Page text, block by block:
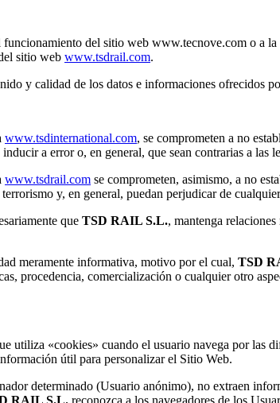
funcionamiento del sitio web www.tecnove.com o a
sitio web www.tsdrail.com.
y calidad de los datos e informaciones ofrecidos
www.tsdinternational.com, se comprometen a no
a error o, en general, que sean contrarias a las
www.tsdrail.com se comprometen, asimismo, a no
y, en general, puedan perjudicar de
que TSD RAIL S.L., mantenga
meramente informativa, motivo por el cual, TSD
procedencia, comercialización o cualquier otro
utiliza «cookies» cuando el usuario navega por las
útil para personalizar el Sitio Web.
determinado (Usuario anónimo), no extraen
RAIL S.L. reconozca a los navegadores de los